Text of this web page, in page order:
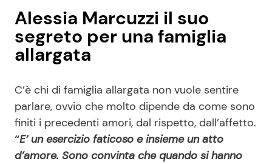
Alessia Marcuzzi il suo
segreto per una famiglia
allargata
C’è chi di famiglia allargata non vuole sentire
parlare, ovvio che molto dipende da come sono
finiti i precedenti amori, dal rispetto, dall’affetto.
“E’ un esercizio faticoso e insieme un atto
d’amore. Sono convinta che quando si hanno